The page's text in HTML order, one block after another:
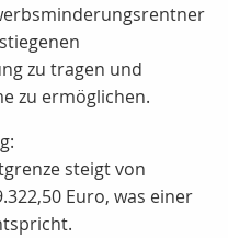
zu tragen und
zu ermöglichen.
steigt von
Euro, was einer